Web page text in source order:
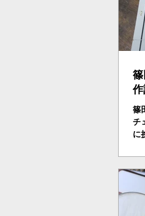
篠
作
篠
チ
に
ー
と